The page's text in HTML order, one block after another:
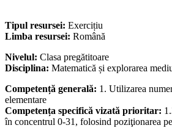
Tipul resursei: Exercițiu
Limba resursei: Română
Nivelul: Clasa pregătitoare
Disciplina: Matematică și explorarea
Competență generală: 1. Utilizarea
elementare
Competența specifică vizată prioritar:
în concentrul 0-31, folosind poziţionarea